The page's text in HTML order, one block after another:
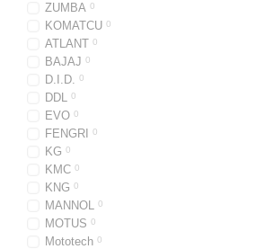
ZUMBA 0
KOMATCU 0
ATLANT 0
BAJAJ 0
D.I.D. 0
DDL 0
EVO 0
FENGRI 0
KG 0
KMC 0
KNG 0
MANNOL 0
MOTUS 0
Mototech 0